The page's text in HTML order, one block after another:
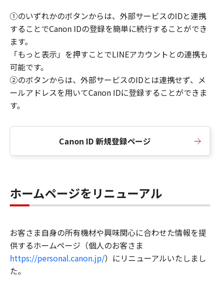
①のいずれかのボタンからは、外部サービスのIDと連携
することでCanon IDの登録を簡単に続行することができ
ます。
「もっと表示」を押すことでLINEアカウントとの連携も
可能です。
②のボタンからは、外部サービスのIDとは連携せず、メ
ールアドレスを用いてCanon IDに登録することができま
す。
Canon ID 新規登録ページ
ホームページをリニューアル
お客さま自身の所有機材や興味関心に合わせた情報を提
供するホームページ（個人のお客さま
https://personal.canon.jp/）にリニューアルいたしまし
た。